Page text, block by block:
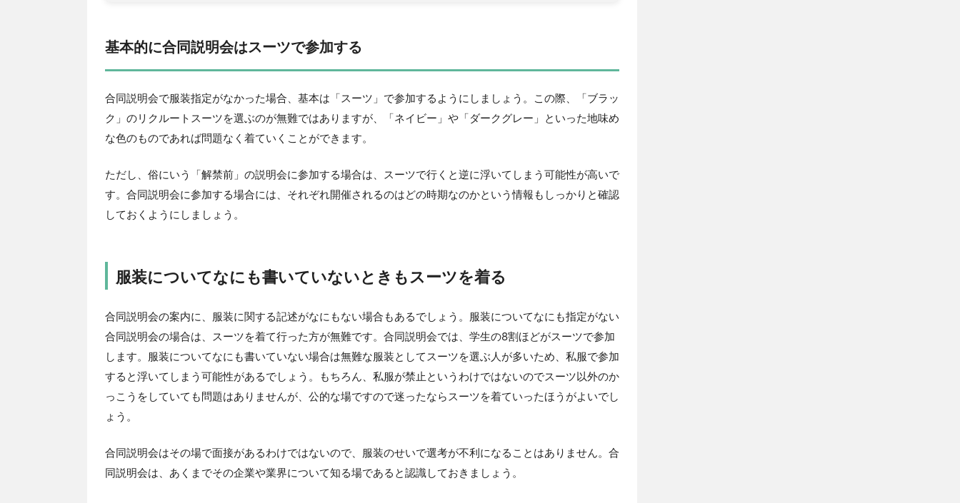
基本的に合同説明会はスーツで参加する
合同説明会で服装指定がなかった場合、基本は「スーツ」で参加するようにしましょう。この際、「ブラッ
ク」のリクルートスーツを選ぶのが無難ではありますが、「ネイビー」や「ダークグレー」といった地味め
な色のものであれば問題なく着ていくことができます。
ただし、俗にいう「解禁前」の説明会に参加する場合は、スーツで行くと逆に浮いてしまう可能性が高いで
す。合同説明会に参加する場合には、それぞれ開催されるのはどの時期なのかという情報もしっかりと確認
しておくようにしましょう。
服装についてなにも書いていないときもスーツを着る
合同説明会の案内に、服装に関する記述がなにもない場合もあるでしょう。服装についてなにも指定がない
合同説明会の場合は、スーツを着て行った方が無難です。合同説明会では、学生の8割ほどがスーツで参加
します。服装についてなにも書いていない場合は無難な服装としてスーツを選ぶ人が多いため、私服で参加
すると浮いてしまう可能性があるでしょう。もちろん、私服が禁止というわけではないのでスーツ以外のか
っこうをしていても問題はありませんが、公的な場ですので迷ったならスーツを着ていったほうがよいでし
ょう。
合同説明会はその場で面接があるわけではないので、服装のせいで選考が不利になることはありません。合
同説明会は、あくまでその企業や業界について知る場であると認識しておきましょう。